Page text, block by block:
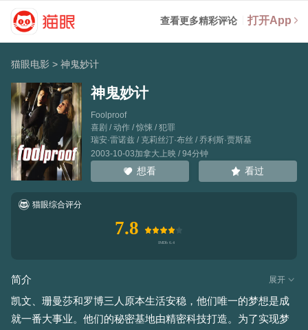
查看更多精彩评论 打开App
猫眼电影 >神鬼妙计
神鬼妙计
Foolproof
喜剧 / 动作 / 惊悚 / 犯罪
瑞安·雷诺兹/ 克莉丝汀·布丝 /乔利斯·贾斯基
2003-10-03加拿大上映 / 94分钟
想看 看过
猫眼综合评分
7.8
简介 展开
凯文、珊曼莎和罗博三人原本生活安稳，他们唯一的梦想是成
就一番大事业。他们的秘密基地由精密科技打造。为了实现梦